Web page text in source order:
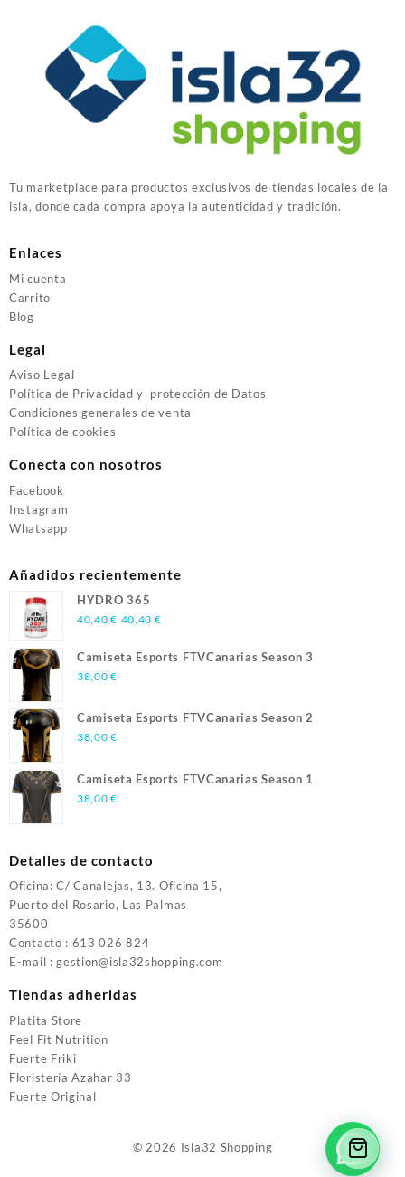
Tu marketplace para productos exclusivos de tiendas locales de la
isla, donde cada compra apoya la autenticidad y tradición.
Enlaces
Mi cuenta
Carrito
Blog
Legal
Aviso Legal
Política de Privacidad y protección de Datos
Condiciones generales de venta
Política de cookies
Conecta con nosotros
Facebook
Instagram
Whatsapp
Añadidos recientemente
HYDRO 365
40,40€ 40,40 €
Camiseta Esports FTVCanarias Season 3
38,00€
Camiseta Esports FTVCanarias Season 2
38,00€
Camiseta Esports FTVCanarias Season 1
38,00€
Detalles de contacto
Oficina: C/ Canalejas, 13. Oficina 15,
Puerto del Rosario, Las Palmas
35600
Contacto : 613 026 824
E-mail : gestion@isla32shopping.com
Tiendas adheridas
Platita Store
Feel Fit Nutrition
Fuerte Friki
Floristería Azahar 33
Fuerte Original
© 2026 Isla32 Shopping